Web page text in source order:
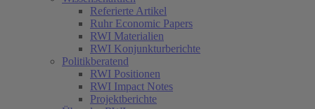
Referierte Artikel
Ruhr Economic Papers
RWI Materialien
RWI Konjunkturberichte
Politikberatend
RWI Positionen
RWI Impact Notes
Projektberichte